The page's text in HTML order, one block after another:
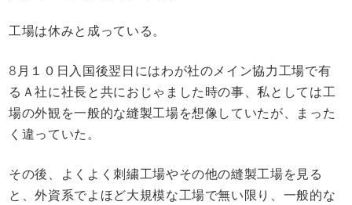
工場は休みと成っている。
8月１０日入国後翌日にはわが社のメイン協力工場で有
るＡ社に社長と共におじゃました時の事、私としては工
場の外観を一般的な縫製工場を想像していたが、まった
く違っていた。
その後、よくよく刺繍工場やその他の縫製工場を見る
と、外資系でよほど大規模な工場で無い限り、一般的な